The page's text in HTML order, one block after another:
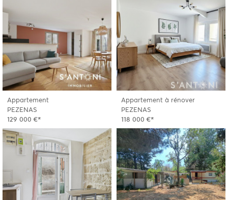
Appartement
PEZENAS
129 000 €*
Appartement à rénover
PEZENAS
118 000 €*